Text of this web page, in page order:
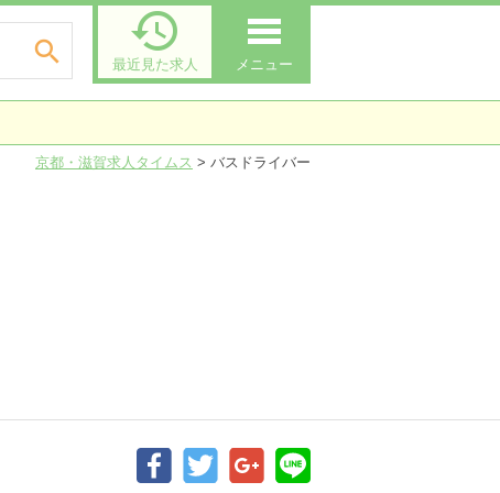
 
最近見た求人 メニュー
京都・滋賀求人タイムス > バスドライバー